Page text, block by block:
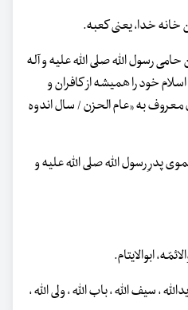
رسول اللّه صلی الله علیه و آله
خود را همیشه از کافران و
به «عام الحزن / سال اندوه
پدرِ رسول اللّه صلی الله علیه و